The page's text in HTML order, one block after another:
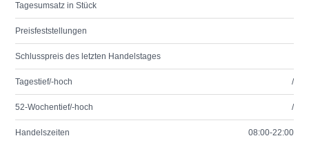
Tagesumsatz in Stück
Preisfeststellungen
Schlusspreis des letzten Handelstages
Tagestief/-hoch /
52-Wochentief/-hoch /
Handelszeiten 08:00-22:00